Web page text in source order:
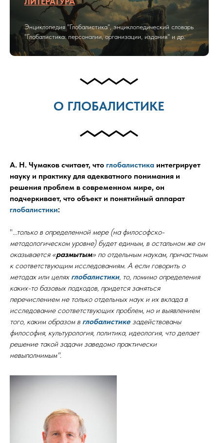
Энциклопедия "Глобалистика", энциклопедический словарь
"Глобалистика: персоналии, организации, издания" и др.
О ГЛОБАЛИСТИКЕ
А. Н. Чумаков считает, что глобалистика интегрирует
науку и практику для адекватного понимания и
решения проблем в современном мире, он
подчеркивает, что объект и понятийный аппарат
глобалистики:
"...только в определенной мере (на философско-
методологическом уровне) будет единым, в остальном же он
оказывается «размытым» по отдельным наукам, причастным
к соответствующим исследованиям. А если говорить о
методах или целях глобалистики, то, помимо определения
каких-то базовых подходов, придется заняться
перечислением не только отдельных наук и их вклада в
исследование соответствующих проблем, но и выявлением
того, каким образом в глобалистике задействованы
философия, культурология, политика, идеология, что делает
решение такой задачи заведомо практически
невыполнимым".